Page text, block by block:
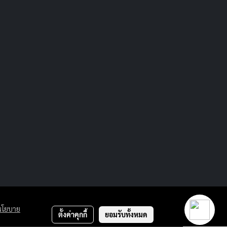
ยบาย
ตั้งค่าคุกกี้ ยอมรับทั้งหมด